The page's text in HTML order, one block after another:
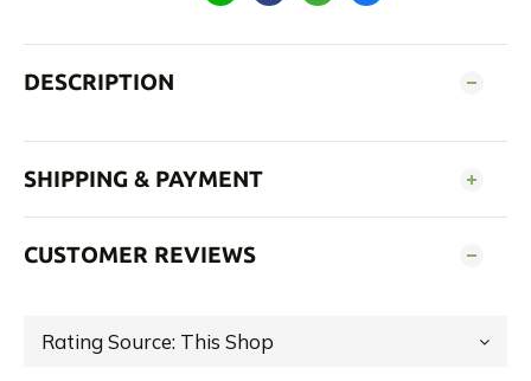
DESCRIPTION
SHIPPING & PAYMENT
CUSTOMER REVIEWS